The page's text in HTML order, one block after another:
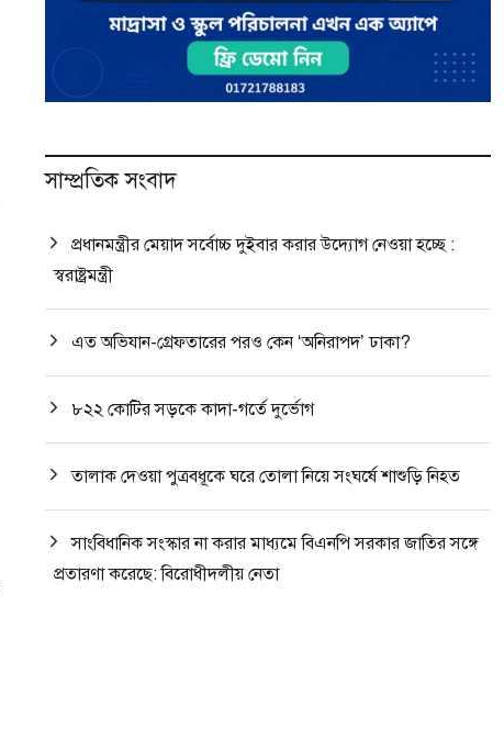
সাম্প্রতিক সংবাদ
প্রধানমন্ত্রীর মেয়াদ সর্বোচ্চ দুইবার করার উদ্যোগ নেওয়া হচ্ছে :
স্বরাষ্ট্রমন্ত্রী
এত অভিযান-গ্রেফতারের পরও কেন ‘অনিরাপদ’ ঢাকা?
৮২২ কোটির সড়কে কাদা-গর্তে দুর্ভোগ
তালাক দেওয়া পুত্রবধূকে ঘরে তোলা নিয়ে সংঘর্ষে শাশুড়ি নিহত
সাংবিধানিক সংস্কার না করার মাধ্যমে বিএনপি সরকার জাতির সঙ্গে
প্রতারণা করেছে: বিরোধীদলীয় নেতা